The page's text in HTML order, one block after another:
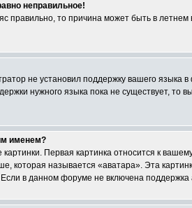
неправильное!
правильно, то причина может быть в
не установил поддержку вашего
нужного языка пока не существует,
именем?
Первая картинка относится к
которая называется «аватара». Эта
в данном форуме не включена